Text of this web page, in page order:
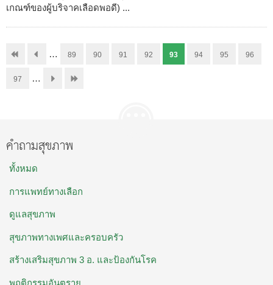
เกณฑ์ของผู้บริจาคเลือดพอดี) ...
… 89 90 91 92 93 94 95 96
97 …
คำถามสุขภาพ
ทั้งหมด
การแพทย์ทางเลือก
ดูแลสุขภาพ
สุขภาพทางเพศและครอบครัว
สร้างเสริมสุขภาพ 3 อ. และป้องกันโรค
พฤติกรรมอันตราย